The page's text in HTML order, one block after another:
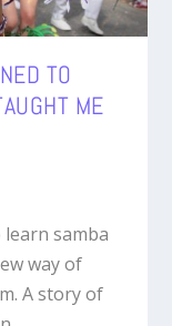
TO
ME
samba
way of
A story of